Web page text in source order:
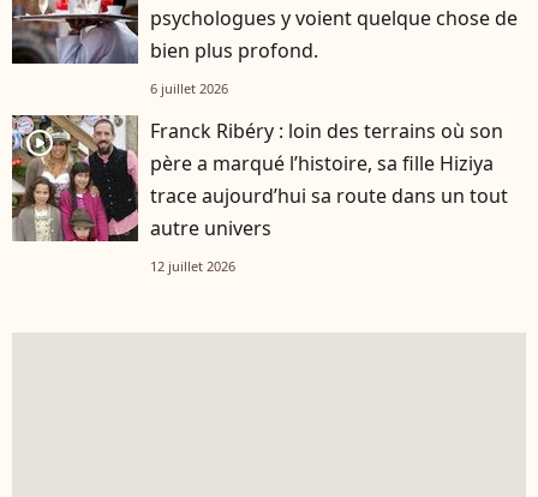
psychologues y voient quelque chose de
bien plus profond.
6 juillet 2026
player2
Franck Ribéry : loin des terrains où son
père a marqué l’histoire, sa fille Hiziya
trace aujourd’hui sa route dans un tout
autre univers
12 juillet 2026